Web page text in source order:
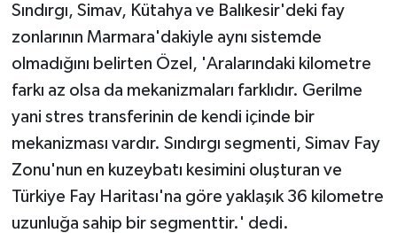
Sındırgı, Simav, Kütahya ve Balıkesir'deki fay
zonlarının Marmara'dakiyle aynı sistemde
olmadığını belirten Özel, 'Aralarındaki kilometre
farkı az olsa da mekanizmaları farklıdır. Gerilme
yani stres transferinin de kendi içinde bir
mekanizması vardır. Sındırgı segmenti, Simav Fay
Zonu'nun en kuzeybatı kesimini oluşturan ve
Türkiye Fay Haritası'na göre yaklaşık 36 kilometre
uzunluğa sahip bir segmenttir.' dedi.
Çanakkale Müftülüğü
Çankırı Müftülüğü
Çorum Müftülüğü
Diyarbakır Müftülüğü
Podcast
Bilim, Teknoloji
Biyografiler
İhtida Haberleri